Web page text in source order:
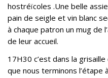
hostréïcoles .Une belle
pain de seigle et vin blanc
à chaque patron un mug de
de leur accueil.
17H30 c’est dans la
que nous terminons l’étape